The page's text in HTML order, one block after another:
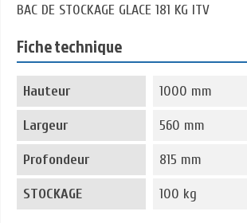
BAC DE STOCKAGE GLACE 181 KG ITV
Fiche technique
Hauteur 1000 mm
Largeur 560 mm
Profondeur 815 mm
STOCKAGE 100 kg